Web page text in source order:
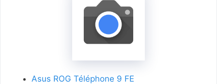
Asus ROG Téléphone 9 FE